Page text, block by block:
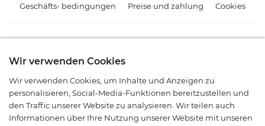
Geschäfts- bedingungen Preise und zahlung Cookies
und neue Produkte informiert.
Wir verwenden Cookies
Wir verwenden Cookies, um Inhalte und Anzeigen zu
personalisieren, Social-Media-Funktionen bereitzustellen und
den Traffic unserer Website zu analysieren. Wir teilen auch
Informationen über Ihre Nutzung unserer Website mit unseren